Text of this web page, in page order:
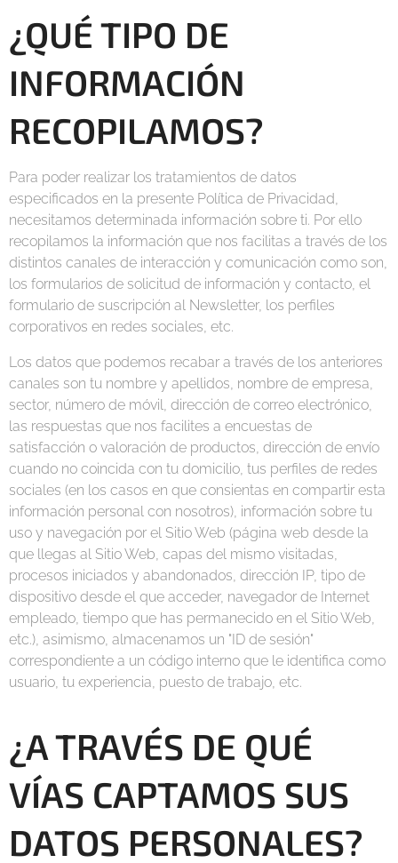
¿QUÉ TIPO DE
INFORMACIÓN
RECOPILAMOS?
Para poder realizar los tratamientos de datos
especificados en la presente Política de Privacidad,
necesitamos determinada información sobre ti. Por ello
recopilamos la información que nos facilitas a través de los
distintos canales de interacción y comunicación como son,
los formularios de solicitud de información y contacto, el
formulario de suscripción al Newsletter, los perfiles
corporativos en redes sociales, etc.
Los datos que podemos recabar a través de los anteriores
canales son tu nombre y apellidos, nombre de empresa,
sector, número de móvil, dirección de correo electrónico,
las respuestas que nos facilites a encuestas de
satisfacción o valoración de productos, dirección de envío
cuando no coincida con tu domicilio, tus perfiles de redes
sociales (en los casos en que consientas en compartir esta
información personal con nosotros), información sobre tu
uso y navegación por el Sitio Web (página web desde la
que llegas al Sitio Web, capas del mismo visitadas,
procesos iniciados y abandonados, dirección IP, tipo de
dispositivo desde el que acceder, navegador de Internet
empleado, tiempo que has permanecido en el Sitio Web,
etc.), asimismo, almacenamos un "ID de sesión"
correspondiente a un código interno que le identifica como
usuario, tu experiencia, puesto de trabajo, etc.
¿A TRAVÉS DE QUÉ
VÍAS CAPTAMOS SUS
DATOS PERSONALES?